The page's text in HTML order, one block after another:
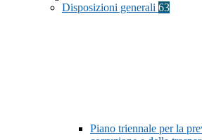
Disposizioni generali 63
Piano triennale per la